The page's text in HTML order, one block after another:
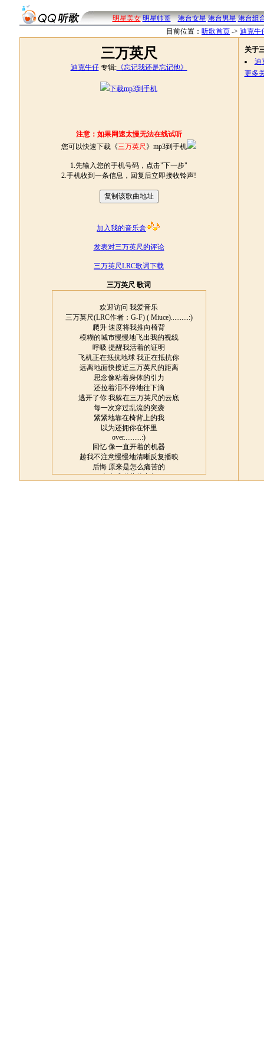
明星美女 明星帅哥 港台女星 港台男星 港台组
目前位置： 听歌首页 -> 迪克牛
三万英尺
迪克牛仔专辑:《忘记我还是忘记他》
下载mp3到手机
注意：如果网速太慢无法在线试听
您可以快速下载《三万英尺 》mp3到手机
1.先输入您的手机号码，点击"下一步"
2.手机收到一条信息，回复后立即接收铃声!
加入我的音乐盒
发表对三万英尺的评论
三万英尺LRC歌词下载
三万英尺 歌词
欢迎访问 我爱音乐
三万英尺(LRC作者：G-F) ( Miuce)..........:)
爬升 速度将我推向椅背
模糊的城市慢慢地飞出我的视线
呼吸 提醒我活着的证明
飞机正在抵抗地球 我正在抵抗你
远离地面快接近三万英尺的距离
思念像粘着身体的引力
还拉着泪不停地往下滴
逃开了你 我躲在三万英尺的云底
每一次穿过乱流的突袭
紧紧地靠在椅背上的我
以为还拥你在怀里
over..........:)
回忆 像一直开着的机器
趁我不注意慢慢地清晰反复播映
后悔 原来是怎么痛苦的
会变成稀薄的空气
关于
迪
更多